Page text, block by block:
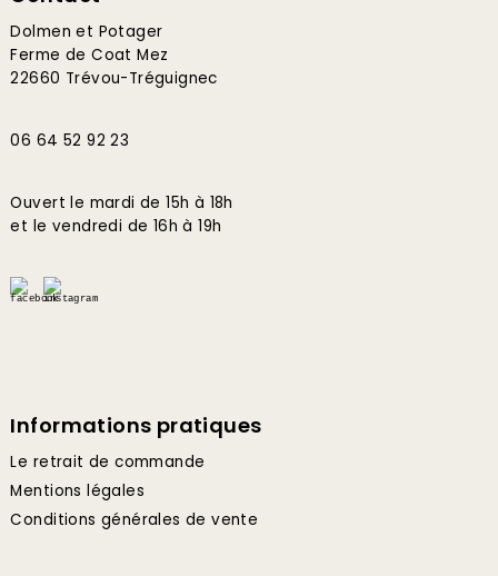
Dolmen et Potager
Ferme de Coat Mez
22660 Trévou-Tréguignec
06 64 52 92 23
Ouvert le mardi de 15h à 18h
et le vendredi de 16h à 19h
Informations pratiques
Le retrait de commande
Mentions légales
Conditions générales de vente